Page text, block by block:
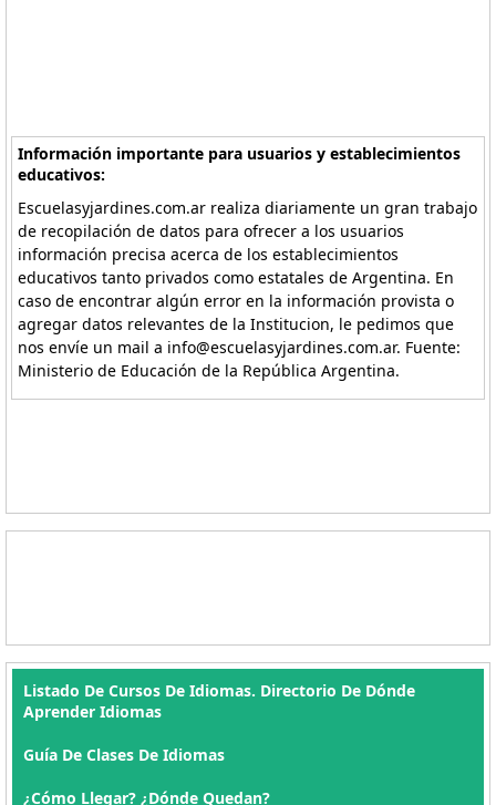
Información importante para usuarios y establecimientos
educativos:
Escuelasyjardines.com.ar realiza diariamente un gran trabajo
de recopilación de datos para ofrecer a los usuarios
información precisa acerca de los establecimientos
educativos tanto privados como estatales de Argentina. En
caso de encontrar algún error en la información provista o
agregar datos relevantes de la Institucion, le pedimos que
nos envíe un mail a info@escuelasyjardines.com.ar. Fuente:
Ministerio de Educación de la República Argentina.
Listado De Cursos De Idiomas. Directorio De Dónde
Aprender Idiomas
Guía De Clases De Idiomas
¿Cómo Llegar? ¿Dónde Quedan?